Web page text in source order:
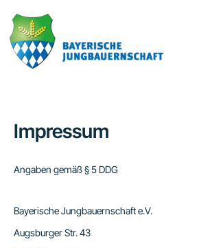
Inhalt
springen
Fußzeile
springen
Impressum
Angaben gemäß § 5 DDG
Bayerische Jungbauernschaft e.V.
Augsburger Str. 43